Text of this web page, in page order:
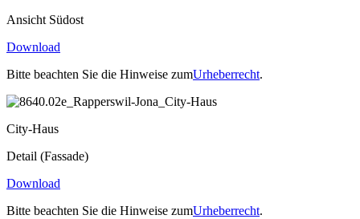
Ansicht Südost
Download
Bitte beachten Sie die Hinweise zumUrheberrecht.
City-Haus
Detail (Fassade)
Download
Bitte beachten Sie die Hinweise zumUrheberrecht.